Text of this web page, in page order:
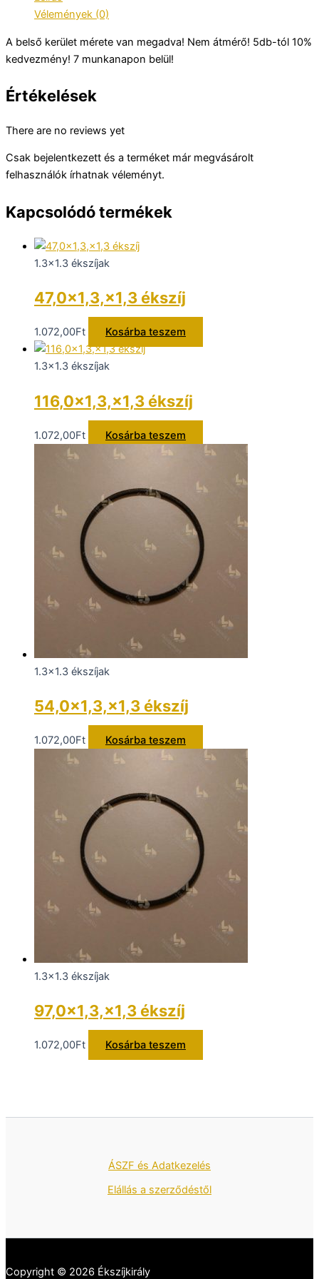
Vélemények (0)
A belső kerület mérete van megadva! Nem átmérő! 5db-tól 10%
kedvezmény! 7 munkanapon belül!
Értékelések
There are no reviews yet
Csak bejelentkezett és a terméket már megvásárolt
felhasználók írhatnak véleményt.
Kapcsolódó termékek
1.3x1.3 ékszíjak
47,0×1,3,×1,3 ékszíj
1.072,00Ft Kosárba teszem
1.3x1.3 ékszíjak
116,0×1,3,×1,3 ékszíj
1.072,00Ft Kosárba teszem
1.3x1.3 ékszíjak
54,0×1,3,×1,3 ékszíj
1.072,00Ft Kosárba teszem
1.3x1.3 ékszíjak
97,0×1,3,×1,3 ékszíj
1.072,00Ft Kosárba teszem
ÁSZF és Adatkezelés
Elállás a szerződéstől
Copyright © 2026 Ékszíjkirály